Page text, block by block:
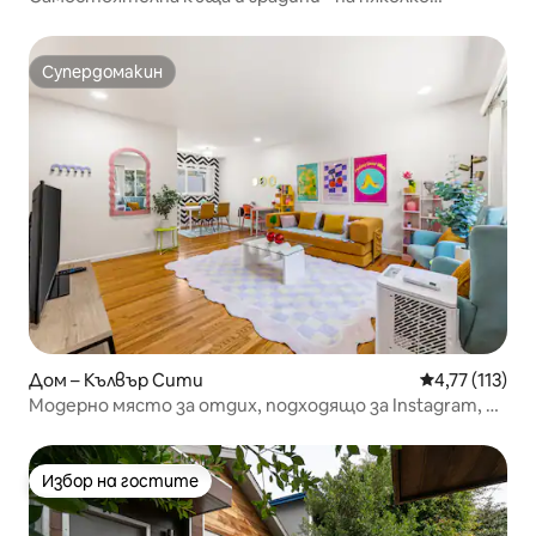
Супердомакин
Супердомакин
Дом – Кълвър Сити Средна
4,77 (113)
Модерно място за отдих, подходящо за Instagram, в
Избор на гостите
Избор на гостите